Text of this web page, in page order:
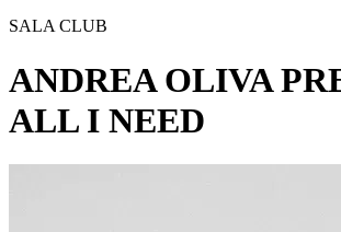
SALA CLUB
ANDREA OLIVA
ALL I NEED